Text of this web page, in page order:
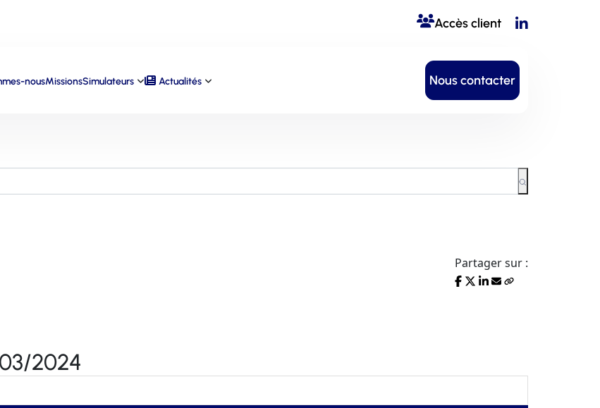
Accès client
nousMissionsSimulateurs Actualités Nous contacter
Partager sur :
2024